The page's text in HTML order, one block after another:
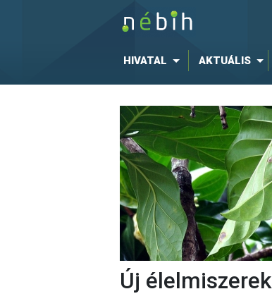
HIVATAL AKTUÁLIS
Új élelmiszerek